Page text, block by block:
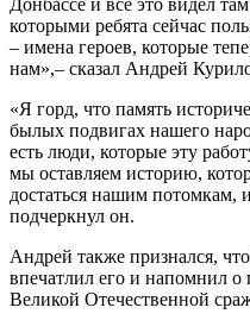
которыми ребята сейчас
– имена героев, которые
нам»,– сказал Андрей
«Я горд, что память
былых подвигах нашего
есть люди, которые эту
мы оставляем историю,
достаться нашим потомкам,
подчеркнул он.
Андрей также признался,
впечатлил его и напомнил о
Великой Отечественной